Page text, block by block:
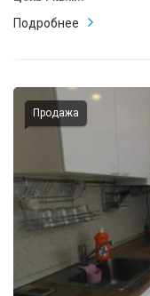
Подробнее
Продажа